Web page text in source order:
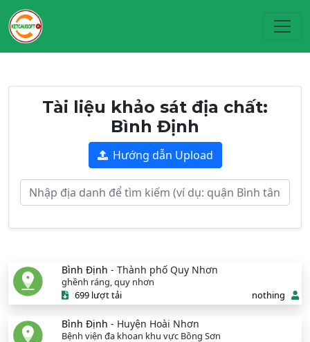
Tài liệu khảo sát địa chất:
Bình Định
Hướng dẫn Upload
Bình Định - Thành phố Quy Nhơn
ghềnh ráng, quy nhơn
699 lượt tải
nothing
Bình Định - Huyện Hoài Nhơn
Bệnh viện đa khoan khu vực Bồng Sơn